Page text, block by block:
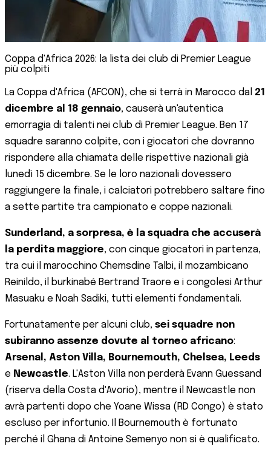
Coppa d'Africa 2026: la lista dei club di Premier League
più colpiti
La Coppa d'Africa (AFCON), che si terrà in Marocco dal 21
dicembre al 18 gennaio, causerà un'autentica
emorragia di talenti nei club di Premier League. Ben 17
squadre saranno colpite, con i giocatori che dovranno
rispondere alla chiamata delle rispettive nazionali già
lunedì 15 dicembre. Se le loro nazionali dovessero
raggiungere la finale, i calciatori potrebbero saltare fino
a sette partite tra campionato e coppe nazionali.
Sunderland, a sorpresa, è la squadra che accuserà
la perdita maggiore, con cinque giocatori in partenza,
tra cui il marocchino Chemsdine Talbi, il mozambicano
Reinildo, il burkinabé Bertrand Traore e i congolesi Arthur
Masuaku e Noah Sadiki, tutti elementi fondamentali.
Fortunatamente per alcuni club, sei squadre non
subiranno assenze dovute al torneo africano:
Arsenal, Aston Villa, Bournemouth, Chelsea, Leeds
e Newcastle. L'Aston Villa non perderà Evann Guessand
(riserva della Costa d'Avorio), mentre il Newcastle non
avrà partenti dopo che Yoane Wissa (RD Congo) è stato
escluso per infortunio. Il Bournemouth è fortunato
perché il Ghana di Antoine Semenyo non si è qualificato.